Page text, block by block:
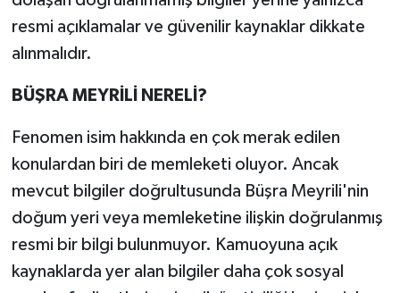
resmi açıklamalar ve güvenilir kaynaklar dikkate
alınmalıdır.
BÜŞRA MEYRİLİ NERELİ?
Fenomen isim hakkında en çok merak edilen
konulardan biri de memleketi oluyor. Ancak
mevcut bilgiler doğrultusunda Büşra Meyrili'nin
doğum yeri veya memleketine ilişkin doğrulanmış
resmi bir bilgi bulunmuyor. Kamuoyuna açık
kaynaklarda yer alan bilgiler daha çok sosyal